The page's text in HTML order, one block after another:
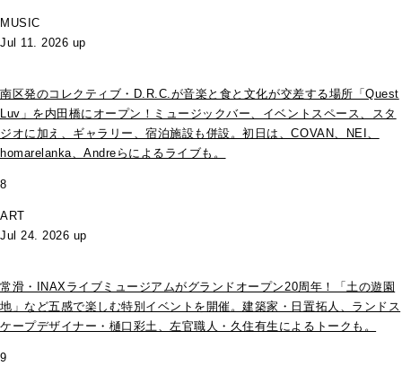
MUSIC
Jul 11. 2026 up
南区発のコレクティブ・D.R.C.が⾳楽と⾷と⽂化が交差する場所「Quest
Luv」を内田橋にオープン！ミュージックバー、イベントスペース、スタ
ジオに加え、ギャラリー、宿泊施設も併設。初日は、COVAN、NEI、
homarelanka、Andreらによるライブも。
8
ART
Jul 24. 2026 up
常滑・INAXライブミュージアムがグランドオープン20周年！「土の遊園
地」など五感で楽しむ特別イベントを開催。建築家・日置拓人、ランドス
ケープデザイナー・樋口彩土、左官職人・久住有生によるトークも。
9